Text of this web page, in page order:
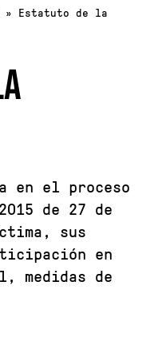
»
Estatuto de la
en el proceso
de 27 de
sus
en
medidas de